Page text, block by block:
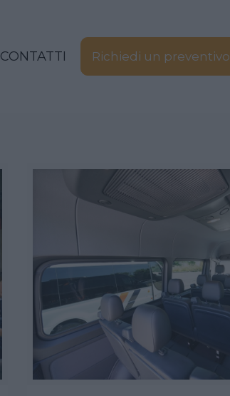
CONTATTI Richiedi un preventivo